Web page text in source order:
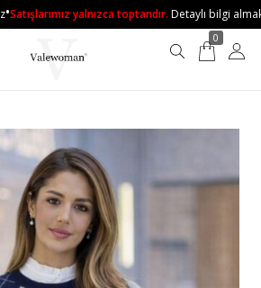
Satışlarımız yalnızca toptandır.Detaylı bilgi almak
0